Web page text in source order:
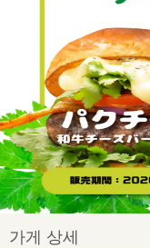
가게 상세